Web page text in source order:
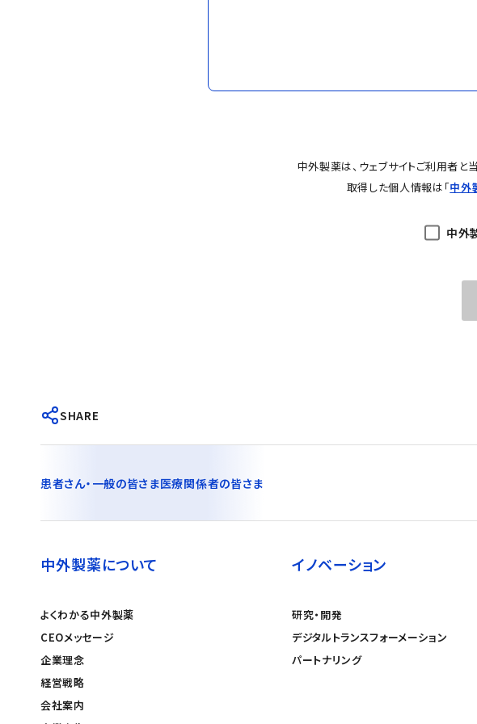
中外製薬は、ウェブサイトご利用者
取得した個人情報は「中外
中外
SHARE
患者さん・一般の皆さま医療関係者の皆さま
中外製薬について
よくわかる中外製薬
CEOメッセージ
企業理念
経営戦略
会社案内
イノベーション
研究・開発
デジタルトランスフォーメーション
パートナリング